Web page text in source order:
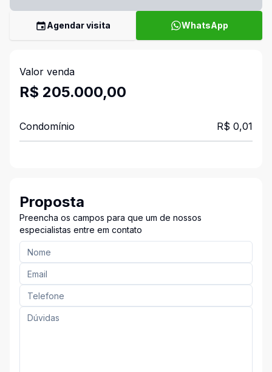
Agendar visita WhatsApp
Valor venda
R$ 205.000,00
Condomínio R$ 0,01
Proposta
Preencha os campos para que um de nossos
especialistas entre em contato